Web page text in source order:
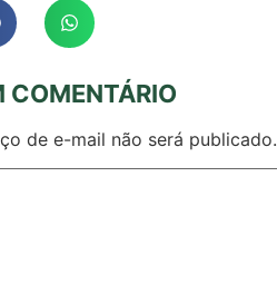
COMENTÁRIO
de e-mail não será publicado.